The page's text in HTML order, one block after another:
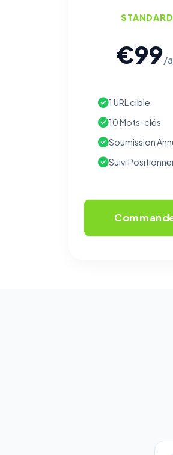
STANDARD
€99/
1 URL cible
10 Mots-clés
Soumission
Suivi